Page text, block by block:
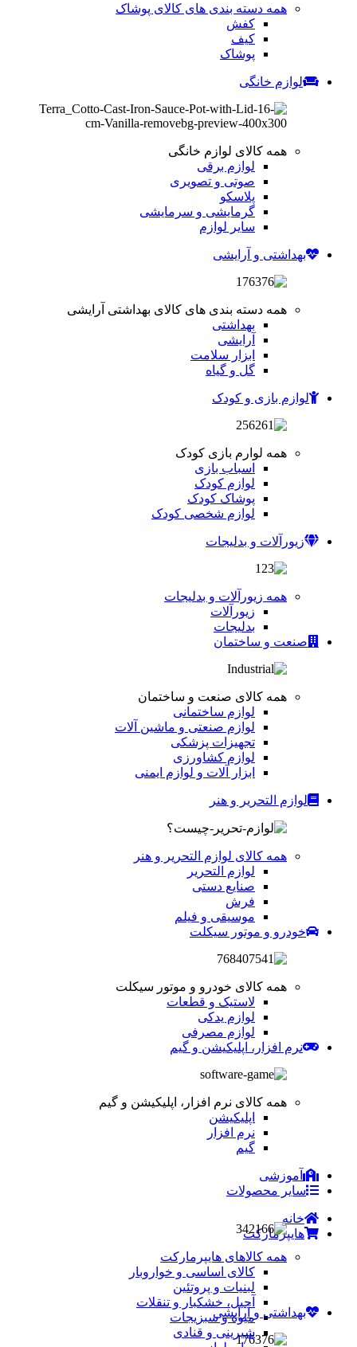
همه دسته بندی های کالای پوشاک
کفش
کیف
پوشاک
لوازم خانگی
همه کالای لوازم خانگی
لوازم برقی
صوتی و تصویری
پلاسکو
گرمایشی و سرمایشی
سایر لوازم
بهداشتی و آرایشی
همه دسته بندی های کالای بهداشتی آرایشی
بهداشتی
آرایشی
ابزار سلامت
گل و گیاه
لوازم بازی و کودک
همه لوارم بازی کودک
اسباب بازی
لوازم کودک
پوشاک کودک
لوازم شخصی کودک
زیورآلات و بدلیجات
همه زیورآلات و بدلیجات
زیورآلات
بدلیجات
صنعت و ساختمان
همه کالای صنعت و ساختمان
لوازم ساختمانی
لوازم صنعتی و ماشین آلات
تجهیزات پزشکی
لوازم کشاورزی
ابزار آلات و لوازم ایمنی
لوازم التحریر و هنر
همه کالای لوازم التحریر و هنر
لوازم التحریر
صنایع دستی
فرش
موسیقی و فیلم
خودرو و موتور سیکلت
همه کالای خودرو و موتور سیکلت
لاستیک و قطعات
لوازم یدکی
لوازم مصرفی
نرم افزار، اپلیکیشن و گیم
همه کالای نرم افزار، اپلیکیشن و گیم
اپلیکیشن
نرم افزار
گیم
آموزشی
سایر محصولات
خانه
هایپرمارکت
همه کالاهای هایپرمارکت
کالای اساسی و خواروبار
لبنیات و پروتئین
آجیل، خشکبار و تنقلات
میوه و سبزیجات
شیرینی و قنادی
بهداشتی و آرایشی